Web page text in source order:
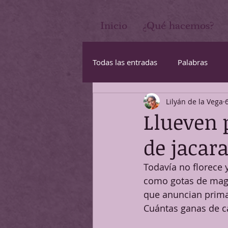
Inicio ¿Qué hacemos?
Todas las entradas Palabras
Bienestar Emociones
Llueven
de
Lilyán de la Vega
Todavía no florece
como gotas de
que anuncian
Cuántas ganas de